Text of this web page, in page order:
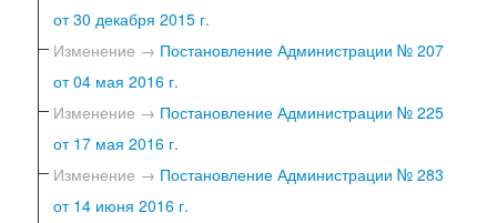
от 30 декабря 2015 г.
Изменение → Постановление Администрации № 207
от 04 мая 2016 г.
Изменение → Постановление Администрации № 225
от 17 мая 2016 г.
Изменение → Постановление Администрации № 283
от 14 июня 2016 г.